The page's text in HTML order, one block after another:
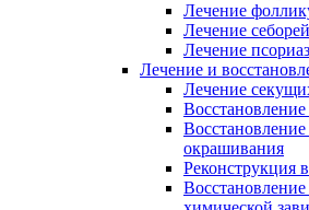
Лечение
Лечение
Лечение
Лечение и
Лечение
окрашивания
Реконструкция